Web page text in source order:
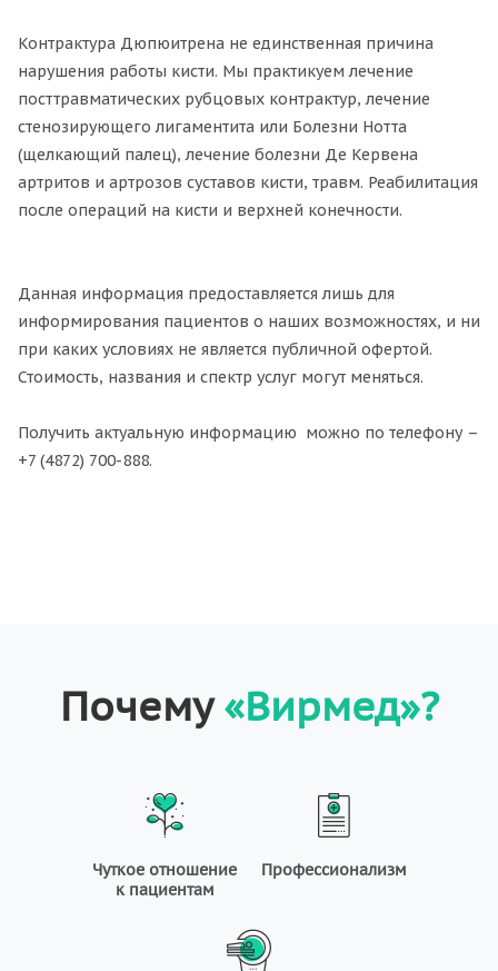
Контрактура Дюпюитрена не единственная причина
нарушения работы кисти. Мы практикуем лечение
посттравматических рубцовых контрактур, лечение
стенозирующего лигаментита или Болезни Нотта
(щелкающий палец), лечение болезни Де Кервена
артритов и артрозов суставов кисти, травм. Реабилитация
после операций на кисти и верхней конечности.
Данная информация предоставляется лишь для
информирования пациентов о наших возможностях, и ни
при каких условиях не является публичной офертой.
Стоимость, названия и спектр услуг могут меняться.
Получить актуальную информацию можно по телефону –
+7 (4872) 700-888.
Почему«Вирмед»?
Чуткое отношение
к пациентам
Профессионализм